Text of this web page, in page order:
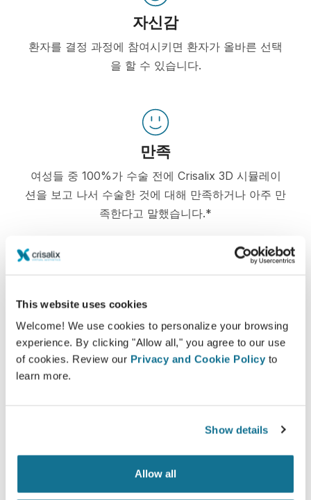
This website uses cookies
Welcome! We use cookies to personalize your browsing
experience. By clicking "Allow all," you agree to our use
of cookies. Review our Privacy and Cookie Policy to
learn more.
Show details
Allow all
자신감
환자를 결정 과정에 참여시키면 환자가 올바른 선택
을 할 수 있습니다.
만족
여성들 중 100%가 수술 전에 Crisalix 3D 시뮬레이
션을 보고 나서 수술한 것에 대해 만족하거나 아주 만
족한다고 말했습니다.*
*2010년 5월과 2011년 9월 사이 스위스에서 가슴 확대술 받은 환자